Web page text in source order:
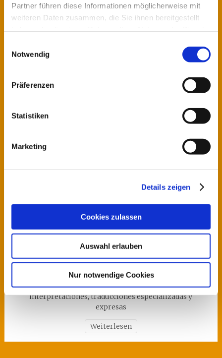
Partner führen diese Informationen möglicherweise mit
weiteren Daten zusammen, die Sie ihnen bereitgestellt
Notwendig
Präferenzen
Statistiken
Marketing
Details zeigen
Cookies zulassen
Auswahl erlauben
Nur notwendige Cookies
Weiterlesen
Traducciones al alemán, inglés,
español
Traducimos sus textos y documentos oficiales,
interpretaciones, traducciones especializadas y
expresas
Weiterlesen